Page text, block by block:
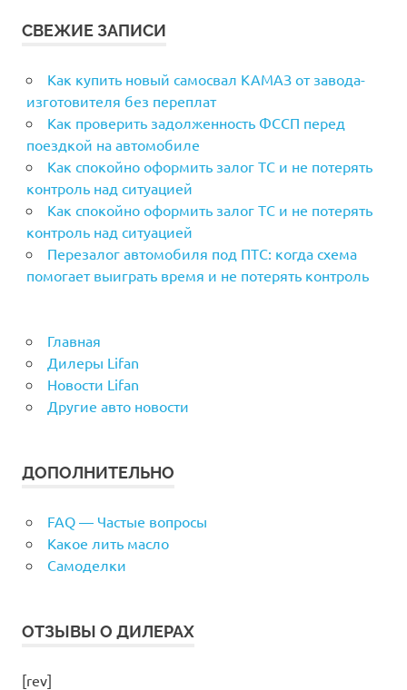
СВЕЖИЕ ЗАПИСИ
Как купить новый самосвал КАМАЗ от завода-
изготовителя без переплат
Как проверить задолженность ФССП перед
поездкой на автомобиле
Как спокойно оформить залог ТС и не потерять
контроль над ситуацией
Как спокойно оформить залог ТС и не потерять
контроль над ситуацией
Перезалог автомобиля под ПТС: когда схема
помогает выиграть время и не потерять контроль
Главная
Дилеры Lifan
Новости Lifan
Другие авто новости
ДОПОЛНИТЕЛЬНО
FAQ — Частые вопросы
Какое лить масло
Самоделки
ОТЗЫВЫ О ДИЛЕРАХ
[rev]